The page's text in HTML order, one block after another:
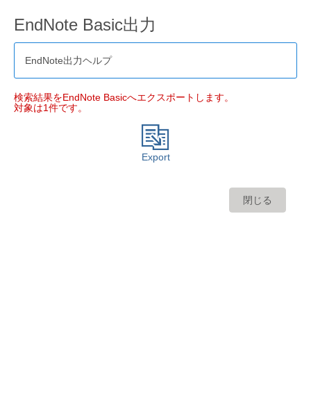
EndNote Basic出力
EndNote出力ヘルプ
検索結果をEndNote Basicへエクスポートします。
対象は1件です。
Export